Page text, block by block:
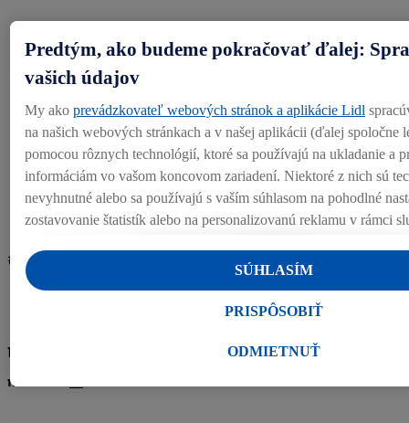
Budeš súčasťou spoločensky zodpovedných aktivít
Vďaka #teamlidl aplikácii ti prinesieme vždy čerstvé
informácie a pravidelné súťaže.
#teamlidl #práca #asistentpredaja #predaj #Sereď
Benefitov máme toľko, že sa sem nezmestia. Dočítaj sa o
nich viac
Predtým, ako budeme pokračovať ďalej:
vašich údajov
My ako prevádzkovateľ webových stránok a aplikácie Lidl
na našich webových stránkach a v našej aplikácii (ďalej
pomocou rôznych technológií, ktoré sa používajú na ukladanie a
informáciám vo vašom koncovom zariadení. Niektoré z nich sú
nevyhnutné alebo sa používajú s vaším súhlasom na pohodlné
zostavovanie štatistík alebo na personalizovanú reklamu v rámci
vášho nákupného správania v obchode.
Ak tu udelíte svoj súhlas na účely personalizovanej reklamy a
účet Lidl Plus alebo sa prihlásite do svojho existujúceho účtu Lidl
adresy, ktorú tam uvediete, aby sme vás mohli rozpoznať v
ODMIETNUŤ
PRISPÔSOBIŤ
SÚHLASÍM